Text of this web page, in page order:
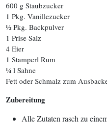
600 g Staubzucker
1 Pkg. Vanillezucker
½ Pkg. Backpulver
1 Prise Salz
4 Eier
1 Stamperl Rum
¼ l Sahne
Fett oder Schmalz zum
Zubereitung
Alle Zutaten rasch zu